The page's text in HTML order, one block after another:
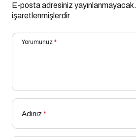
E-posta adresiniz yayınlanmayacak.
işaretlenmişlerdir
Yorumunuz *
Adınız *